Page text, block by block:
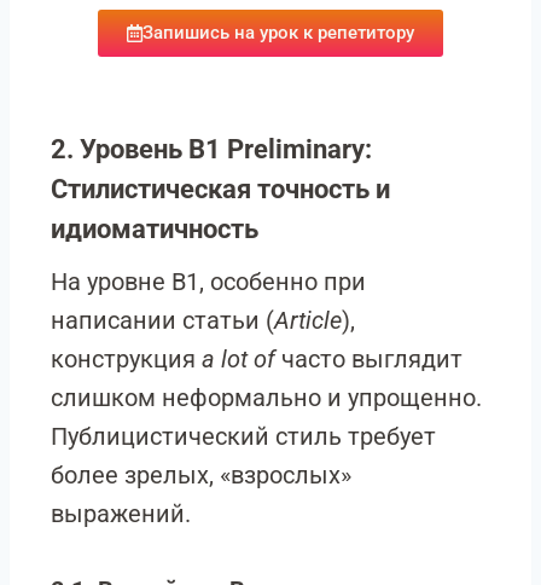
Запишись на урок к репетитору
2. Уровень B1 Preliminary:
Стилистическая точность и
идиоматичность
На уровне B1, особенно при
написании статьи (Article),
конструкция a lot ofчасто выглядит
слишком неформально и упрощенно.
Публицистический стиль требует
более зрелых, «взрослых»
выражений.